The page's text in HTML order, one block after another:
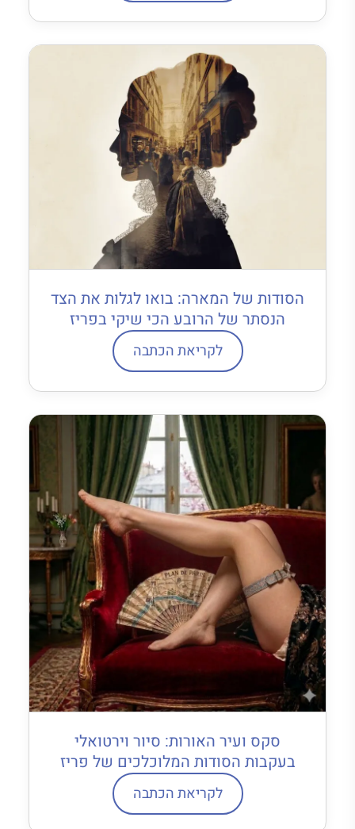
הסודות של המארה: בואו לגלות את הצד
הנסתר של הרובע הכי שיקי בפריז
לקריאת הכתבה
סקס ועיר האורות: סיור וירטואלי
בעקבות הסודות המלוכלכים של פריז
לקריאת הכתבה